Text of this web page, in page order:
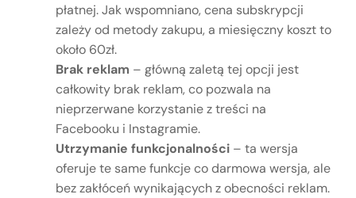
płatnej. Jak wspomniano, cena subskrypcji
zależy od metody zakupu, a miesięczny koszt to
około 60zł.
Brak reklam – główną zaletą tej opcji jest
całkowity brak reklam, co pozwala na
nieprzerwane korzystanie z treści na
Facebooku i Instagramie.
Utrzymanie funkcjonalności – ta wersja
oferuje te same funkcje co darmowa wersja, ale
bez zakłóceń wynikających z obecności reklam.